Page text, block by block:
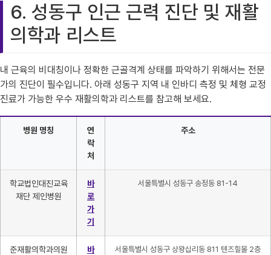
6. 성동구 인근 근력 진단 및 재활
의학과 리스트
내 근육의 비대칭이나 정확한 근골격계 상태를 파악하기 위해서는 전문
가의 진단이 필수입니다. 아래 성동구 지역 내 인바디 측정 및 체형 교정
진료가 가능한 우수 재활의학과 리스트를 참고해 보세요.
병원 명칭
연
락
처
주소
학교법인대진교육
재단 제인병원
바
로
가
기
서울특별시 성동구 송정동 81-14
준재활의학과의원
바
서울특별시 성동구 상왕십리동 811 텐즈힐몰 2층